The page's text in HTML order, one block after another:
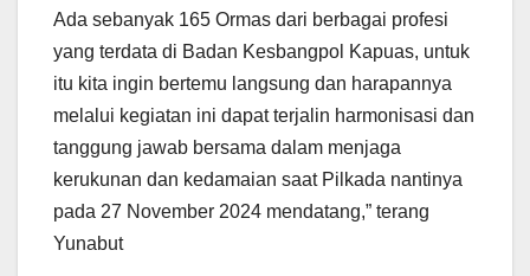
Ada sebanyak 165 Ormas dari berbagai profesi
yang terdata di Badan Kesbangpol Kapuas, untuk
itu kita ingin bertemu langsung dan harapannya
melalui kegiatan ini dapat terjalin harmonisasi dan
tanggung jawab bersama dalam menjaga
kerukunan dan kedamaian saat Pilkada nantinya
pada 27 November 2024 mendatang,” terang
Yunabut